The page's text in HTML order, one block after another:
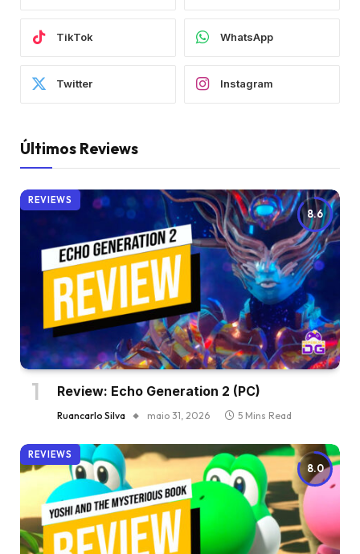
TikTok WhatsApp
Twitter Instagram
Últimos Reviews
8.6
REVIEWS
Review: Echo Generation 2 (PC)
Ruancarlo Silva maio 31, 2026 5 Mins Read
8.0
REVIEWS